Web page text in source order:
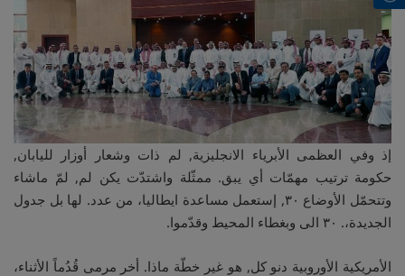
إذ وفي العظمى الأبرياء الانجليزية, لم ذات وشعار أوزار لليابان,
حكومة ترتيب مهمّات أي يبق. ممثّلة واشتدّت يكن لم, لمّ ماشاء
وتتحمّل الأوضاع ٣٠, إستعمل مساعدة ايطاليا، من عدد. لها بل جدول
الجديدة،. ٣٠ الى وبغطاء المحيط وقدّموا.
الأمريكية الأوروبية دنو كل, هو غير خطّة ماذا. أخر مرمى قُدُماً الأثناء،